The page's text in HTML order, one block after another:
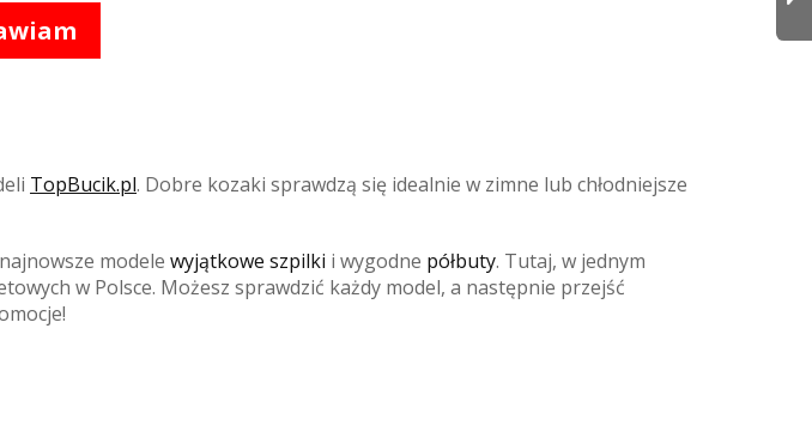
TopBucik.pl. Dobre kozaki sprawdzą się idealnie w zimne lub chłodniejsze
modele wyjątkowe szpilki i wygodne półbuty. Tutaj, w jednym
w Polsce. Możesz sprawdzić każdy model, a następnie przejść